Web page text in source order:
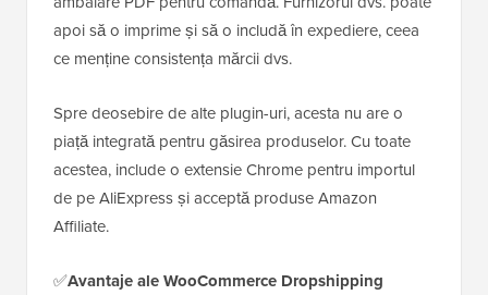
apoi să o imprime și să o includă în expediere, ceea
ce menține consistența mărcii dvs.
Spre deosebire de alte plugin-uri, acesta nu are o
piață integrată pentru găsirea produselor. Cu toate
acestea, include o extensie Chrome pentru importul
de pe AliExpress și acceptă produse Amazon
Affiliate.
✅Avantaje ale WooCommerce Dropshipping